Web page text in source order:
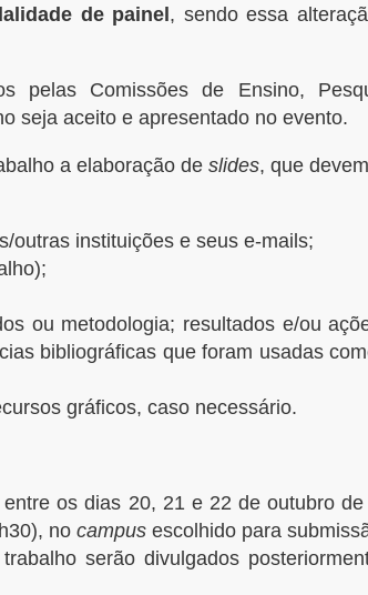
de painel , sendo essa
pelas Comissões de Ensino,
seja aceito e apresentado no evento.
a elaboração de slides, que
outras instituições e seus e-mails;
ou metodologia; resultados e/ou
bibliográficas que foram usadas
gráficos, caso necessário.
os dias 20, 21 e 22 de outubro
no campus escolhido para
serão divulgados